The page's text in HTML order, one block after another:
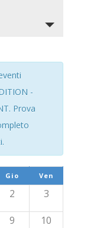
-
Prova
Gio Ven
2 3
9 10